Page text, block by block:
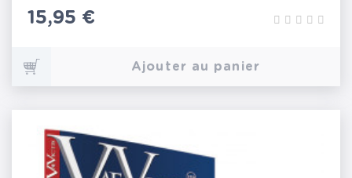
Prix
15,95 €
Ajouter au panier